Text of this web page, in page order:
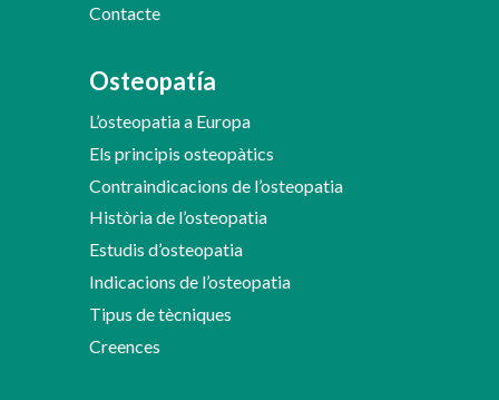
Contacte
Osteopatía
L’osteopatia a Europa
Els principis osteopàtics
Contraindicacions de l’osteopatia
Història de l’osteopatia
Estudis d’osteopatia
Indicacions de l’osteopatia
Tipus de tècniques
Creences